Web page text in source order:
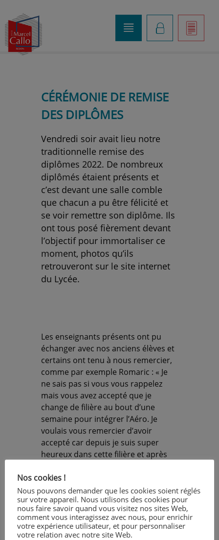
]
K
o
CÉRÉMONIE DE REMISE
DES DIPLÔMES
Vendredi soir avait lieu notre
traditionnelle remise des
diplômes 2022. De nombreux
diplômés étaient présents et
c’est devant une salle comble
que chacun a pu être félicité et
se voir remettre son diplôme. Ils
ont tous posé fièrement devant
l’objectif pour immortaliser ce
moment, photos qu’ils
retrouveront sur le site internet
du Lycée.
Les enseignants présents ont pu
échanger avec nos anciens élèves et
certains ont tenu à nous remercier,
comme par exemple Romaric : « Je
ne sais pas si vous vous rappelez
mais vous avez accepté que je
change de filière au bout d’une
semaine pour intégrer l’Aéro. Je
voulais vous remercier d’avoir
accepté car depuis je suis super
heureux dans cette filière et après
encore continuer. » Des mots qui
font plaisir à entendre quand nos
élèves trouvent leur voie…
Bonne continuation et belle réussite
professionnelle à eux tous !
Nos cookies !
Nous pouvons demander que les cookies soient réglés
sur votre appareil. Nous utilisons des cookies pour
nous faire savoir quand vous visitez nos sites Web,
comment vous interagissez avec nous, pour enrichir
votre expérience utilisateur, et pour personnaliser
votre relation avec notre site Web.